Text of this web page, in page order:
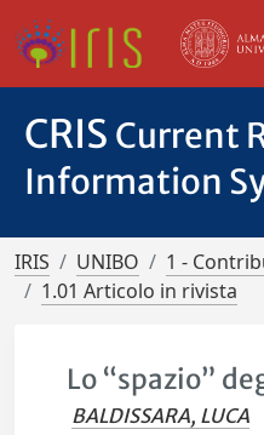
CRIS Current
Information
IRIS UNIBO
1 -
1.01 Articolo in rivista
Lo “spazio”
BALDISSARA, LUCA